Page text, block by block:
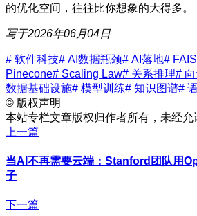
的优化空间，往往比你想象的大得多。
写于2026年06月04日
# 软件科技# AI数据瓶颈# AI落地#
Pinecone# Scaling Law# 关系推理#
数据基础设施# 模型训练# 知识图谱#
© 版权声明
本站专栏文章版权归作者所有，未经允
上一篇
当AI不再需要云端：Stanford团队用
子
下一篇